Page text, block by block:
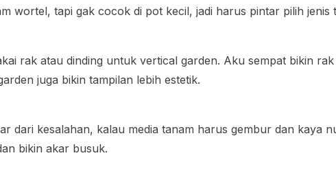
wortel, tapi gak cocok di pot kecil, jadi harus pintar pilih jenis
rak atau dinding untuk vertical garden. Aku sempat bikin
juga bikin tampilan lebih estetik.
dari kesalahan, kalau media tanam harus gembur dan kaya
bikin akar busuk.